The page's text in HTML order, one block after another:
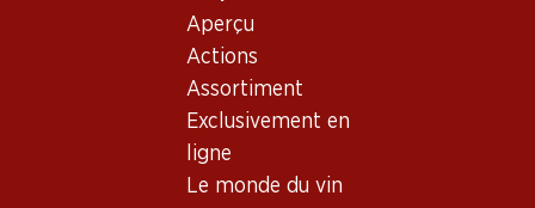
Aperçu
Actions
Assortiment
Exclusivement en
ligne
Le monde du vin
Recto Verso
«C» Chablis AOC
Bourgogne, 2024